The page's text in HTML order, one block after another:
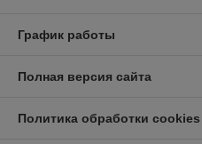
График работы
Полная версия сайта
Политика обработки cookies